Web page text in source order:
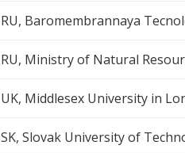
RU, Baromembrannaya
RU, Ministry of Natural
UK, Middlesex University in
SK, Slovak University of